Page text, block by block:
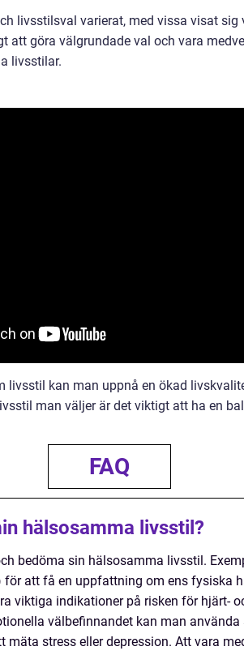
livsstilsval varierat, med vissa visat
att göra välgrundade val och vara
livsstilar.
livsstil kan man uppnå en ökad
man väljer är det viktigt att ha en
FAQ
hälsosamma livsstil?
bedöma sin hälsosamma livsstil.
för att få en uppfattning om ens fysiska
viktiga indikationer på risken för hjärt-
välbefinnandet kan man använda
stress eller depression. Att vara